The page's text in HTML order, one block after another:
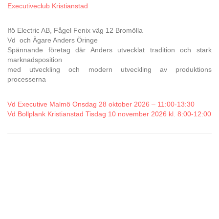
Executiveclub Kristianstad
Ifö Electric AB, Fågel Fenix väg 12 Bromölla
Vd och Ägare Anders Öringe
Spännande företag där Anders utvecklat tradition och stark
marknadsposition
med utveckling och modern utveckling av produktions
processerna
Vd Executive Malmö Onsdag 28 oktober 2026 – 11:00-13:30
Vd Bollplank Kristianstad Tisdag 10 november 2026 kl. 8:00-12:00